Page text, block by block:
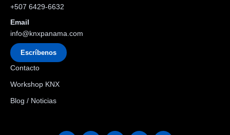
+507 6429-6632
Email
info@knxpanama.com
Escríbenos
Contacto
Workshop KNX
Blog / Noticias